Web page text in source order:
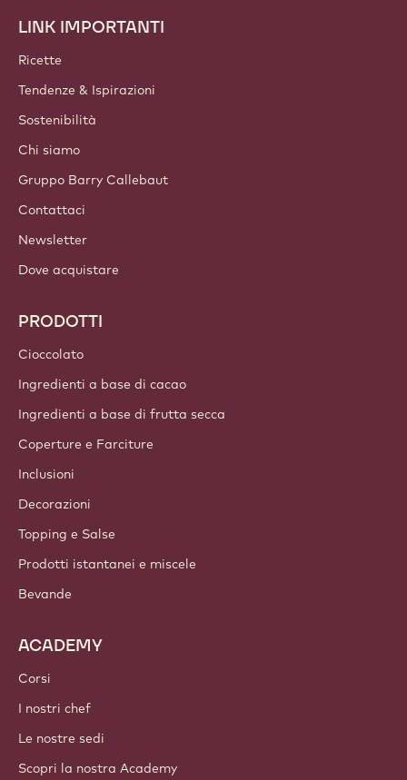
Footer
Callebaut
LINK IMPORTANTI
Ricette
Tendenze & Ispirazioni
Sostenibilità
Chi siamo
Gruppo Barry Callebaut
Contattaci
Newsletter
Dove acquistare
PRODOTTI
Cioccolato
Ingredienti a base di cacao
Ingredienti a base di frutta secca
Coperture e Farciture
Inclusioni
Decorazioni
Topping e Salse
Prodotti istantanei e miscele
Bevande
ACADEMY
Corsi
I nostri chef
Le nostre sedi
Scopri la nostra Academy